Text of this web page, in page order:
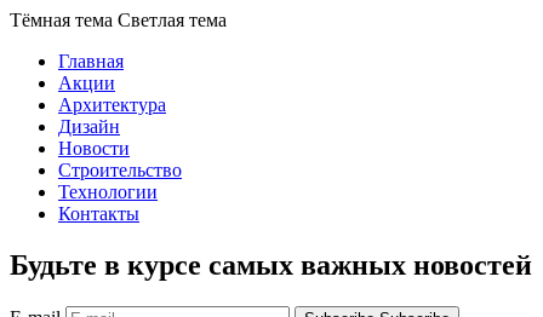
Тёмная тема Светлая тема
Главная
Акции
Архитектура
Дизайн
Новости
Строительство
Технологии
Контакты
Будьте в курсе самых важных новостей